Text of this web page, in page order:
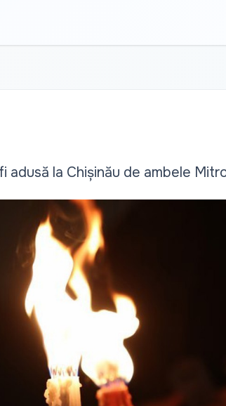
adusă la Chișinău de ambele